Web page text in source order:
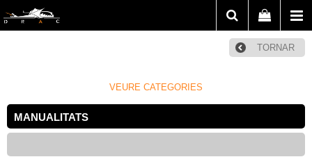
TORNAR
VEURE CATEGORIES
MANUALITATS